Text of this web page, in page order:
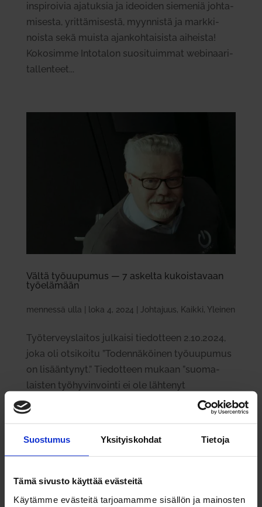
Suostumus Yksityiskohdat Tietoja
Tämä sivusto käyttää evästeitä
Käytämme evästeitä tarjoamamme sisällön ja mainosten
ins­pi­roivia aja­tuksia ja ideoiden sie­meniä joh­ta­
mi­sesta, yrit­tä­mi­sestä, myyn­nistä ja mark­ki­
noista sekä muista ajan­koh­tai­sista aiheista!
Koko­simme Into­talon suo­si­tuimmat webi­naa­ri­
tal­lenteet...
Vältä työ­uu­pumus — 7 askelta kukois­tavaan
työ­elämään
mennessä ulla loka 4, 2024 Johtajuus, Kaikki, Yleinen
Työ­ter­veys­laitos jul­kaisi tie­dotteen 2.10.2024,
joka oli otsi­koitu ”Toden­nä­köinen työ­uu­pumus
on lisään­tynyt.” Tie­dotteen mukaan ”suo­ma­
laisten työ­hy­vin­vointi ei ole läh­tenyt
parempaan suuntaan. Jo joka kym­menes on
toden­nä­köi­sesti työ­uu­punut – ja...